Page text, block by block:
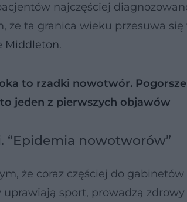
najczęściej
że ta granica wieku przesuwa
Middleton.
to rzadki nowotwór.
jeden z pierwszych objawów
“Epidemia nowotworów”
że coraz częściej do
sport, prowadzą